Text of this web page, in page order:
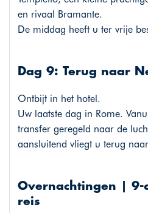
en rivaal Bramante.
De middag heeft u ter vrije
Dag 9: Terug naar
Ontbijt in het hotel.
Uw laatste dag in Rome.
transfer geregeld naar de
aansluitend vliegt u terug
Overnachtingen | 9-
reis